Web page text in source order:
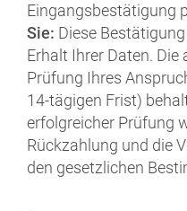
Eingangsbestätigung
Sie: Diese
Erhalt Ihrer Daten.
Prüfung Ihres
14-tägigen Frist)
erfolgreicher Prüfung
Rückzahlung und die
den gesetzlichen